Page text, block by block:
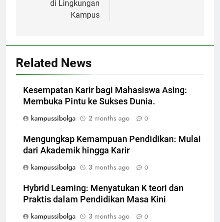
di Lingkungan
Kampus
Related News
Kesempatan Karir bagi Mahasiswa Asing:
Membuka Pintu ke Sukses Dunia.
kampussibolga
2 months ago 0
Mengungkap Kemampuan Pendidikan: Mulai
dari Akademik hingga Karir
kampussibolga
3 months ago 0
Hybrid Learning: Menyatukan K teori dan
Praktis dalam Pendidikan Masa Kini
kampussibolga
3 months ago 0